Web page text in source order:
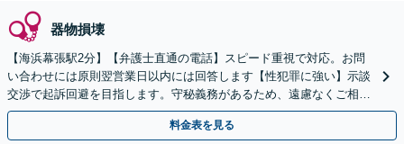
器物損壊
【海浜幕張駅2分】【弁護士直通の電話】スピード重視で対応。お問
い合わせには原則翌営業日以内には回答します【性犯罪に強い】示談
交渉で起訴回避を目指します。守秘義務があるため、遠慮なくご相談
ください【日曜面談可】【原則初回面談無料】
料金表を見る